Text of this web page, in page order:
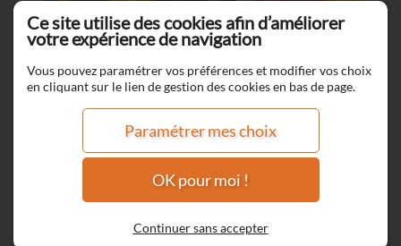
Ce site utilise des cookies afin d’améliorer
votre expérience de navigation
Vous pouvez paramétrer vos préférences et modifier vos choix
en cliquant sur le lien de gestion des cookies en bas de page.
Paramétrer mes choix
OK pour moi !
Continuer sans accepter